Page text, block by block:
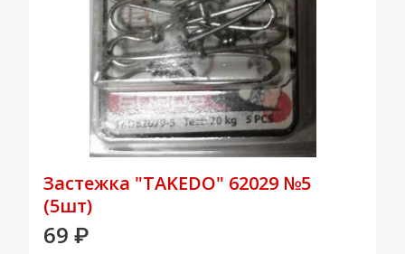
Застежка "TAKEDO" 62029 №5
(5шт)
69 ₽